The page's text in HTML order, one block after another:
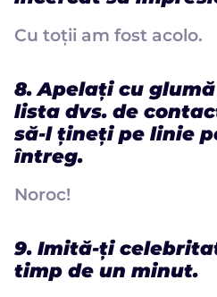
Cu toții am fost acolo.
8. Apelați cu
lista dvs. de
să-l țineți pe linie
întreg.
Noroc!
9. Imită-ți
timp de un minut.